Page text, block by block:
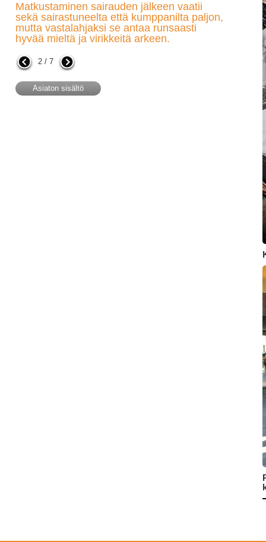
Matkustaminen sairauden jälkeen vaatii
sekä sairastuneelta että kumppanilta paljon,
mutta vastalahjaksi se antaa runsaasti
hyvää mieltä ja virikkeitä arkeen.
2 / 7
Asiaton sisältö